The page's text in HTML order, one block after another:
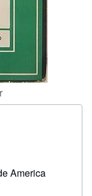
America